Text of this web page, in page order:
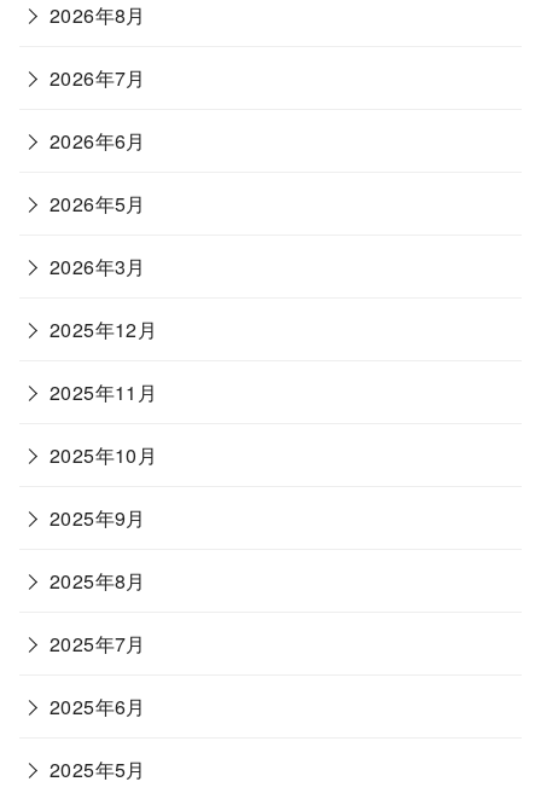
2026年8月
2026年7月
2026年6月
2026年5月
2026年3月
2025年12月
2025年11月
2025年10月
2025年9月
2025年8月
2025年7月
2025年6月
2025年5月